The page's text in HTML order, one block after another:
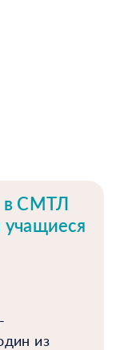
в СМТЛ
из